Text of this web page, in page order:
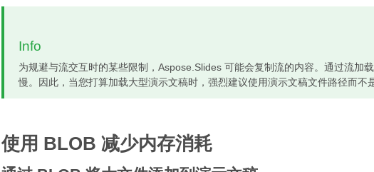
Info
为规避与流交互时的某些限制，Aspose.Slides 可能会复制流的内容。通过流加
慢。因此，当您打算加载大型演示文稿时，强烈建议使用演示文稿文件路径而不
使用 BLOB 减少内存消耗